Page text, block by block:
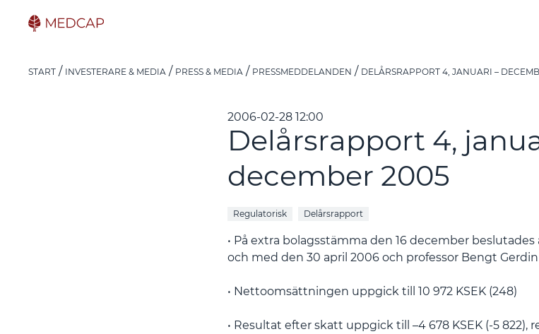
START INVESTERARE & MEDIA PRESS & MEDIA PRESSMEDDELANDEN DELÅRSRAPPORT 4, JANUARI –
2006-02-28 12:00
Delårsrapport 4,
december 2005
Regulatorisk Delårsrapport
• På extra bolagsstämma den 16 december
och med den 30 april 2006 och professor Bengt
• Nettoomsättningen uppgick till 10 972 KSEK (248)
• Resultat efter skatt uppgick till –4 678 KSEK (-5